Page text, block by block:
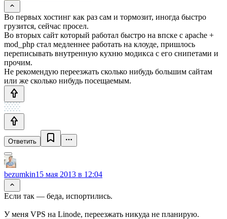
Во первых хостинг как раз сам и тормозит, иногда быстро
грузится, сейчас просел.
Во вторых сайт который работал быстро на впске с apache +
mod_php стал медленнее работать на клоуде, пришлось
переписывать внутренную кухню модикса с его снипетами и
прочим.
Не рекомендую переезжать сколько нибудь большим сайтам
или же сколько нибудь посещаемым.
Ответить
bezumkin15 мая 2013 в 12:04
Если так — беда, испортились.
У меня VPS на Linode, переезжать никуда не планирую.